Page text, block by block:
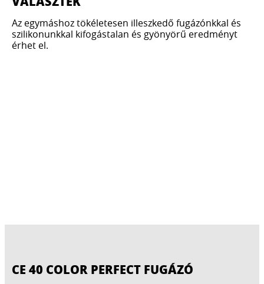
Az egymáshoz tökéletesen illeszkedő fugázónkkal és
szilikonunkkal kifogástalan és gyönyörű eredményt
érhet el.
CE 40 COLOR PERFECT FUGÁZÓ